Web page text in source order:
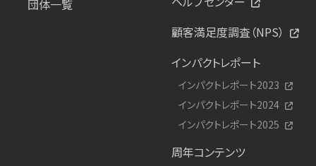
団体一覧
顧客満足度調査（NPS）
インパクトレポート
インパクトレポート2023
インパクトレポート2024
インパクトレポート2025
周年コンテンツ